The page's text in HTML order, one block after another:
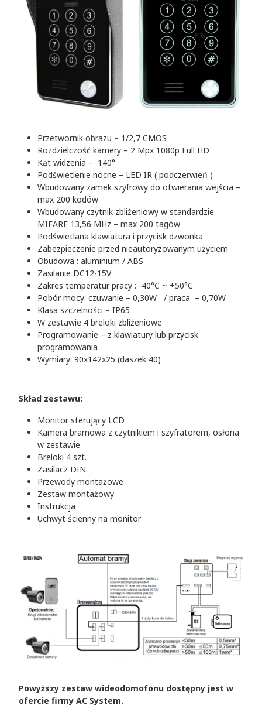
Przetwornik obrazu – 1/2,7 CMOS
Rozdzielczość kamery – 2 Mpx 1080p Full HD
Kąt widzenia – 140°
Podświetlenie nocne – LED IR ( podczerwień )
Wbudowany zamek szyfrowy do otwierania wejścia –
max 200 kodów
Wbudowany czytnik zbliżeniowy w standardzie
MIFARE 13,56 MHz – max 200 tagów
Podświetlana klawiatura i przycisk dzwonka
Zabezpieczenie przed nieautoryzowanym użyciem
Obudowa : aluminium / ABS
Zasilanie DC12-15V
Zakres temperatur pracy : -40°C ~ +50°C
Pobór mocy: czuwanie – 0,30W / praca – 0,70W
Klasa szczelności – IP65
W zestawie 4 breloki zbliżeniowe
Programowanie – z klawiatury lub przycisk
programowania
Wymiary: 90x142x25 (daszek 40)
Skład zestawu:
Monitor sterujący LCD
Kamera bramowa z czytnikiem i szyfratorem, osłona
w zestawie
Breloki 4 szt.
Zasilacz DIN
Przewody montażowe
Zestaw montażowy
Instrukcja
Uchwyt ścienny na monitor
Powyższy zestaw wideodomofonu dostępny jest w
ofercie firmy AC System.